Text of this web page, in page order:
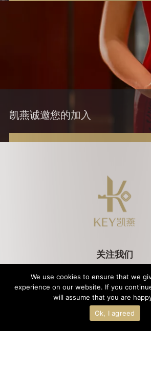
凯燕诚邀您的加入
关注我们
版权所有©2021北京凯燕国际饭店管理有限公司｜
公安备案11010502043512
法律条款 客人隐私政策
We use cookies to ensure that we
experience on our website. If you
will assume that you are
Ok, I agreed